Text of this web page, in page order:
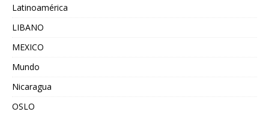
Latinoamérica
LIBANO
MEXICO
Mundo
Nicaragua
OSLO